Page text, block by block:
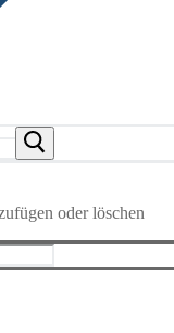
oder löschen